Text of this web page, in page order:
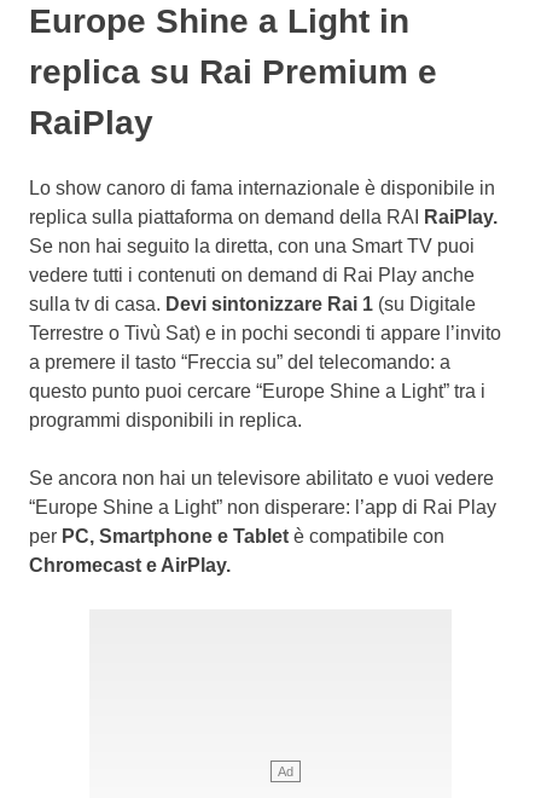
Europe Shine a Light in
replica su Rai Premium e
RaiPlay
Lo show canoro di fama internazionale è disponibile in
replica sulla piattaforma on demand della RAI
RaiPlay.
Se non hai seguito la diretta, con una Smart TV puoi
vedere tutti i contenuti on demand di Rai Play anche
sulla tv di casa. Devi sintonizzare Rai 1 (su Digitale
Terrestre o Tivù Sat) e in pochi secondi ti appare l’invito
a premere il tasto “Freccia su” del telecomando: a
questo punto puoi cercare “Europe Shine a Light” tra i
programmi disponibili in replica.
Se ancora non hai un televisore abilitato e vuoi vedere
“Europe Shine a Light” non disperare: l’app di Rai Play
per PC, Smartphone e Tablet è compatibile con
Chromecast e AirPlay.